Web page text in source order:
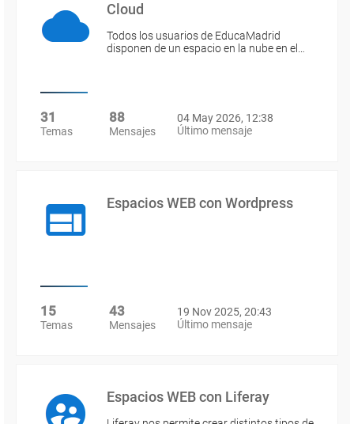
Cloud
Todos los usuarios de EducaMadrid
disponen de un espacio en la nube en el…
31
Temas
88
Mensajes
04 May 2026, 12:38
Último mensaje
Espacios WEB con Wordpress
15
Temas
43
Mensajes
19 Nov 2025, 20:43
Último mensaje
Espacios WEB con Liferay